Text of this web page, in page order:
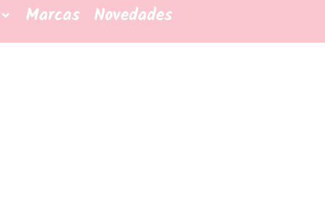
Marcas Novedades